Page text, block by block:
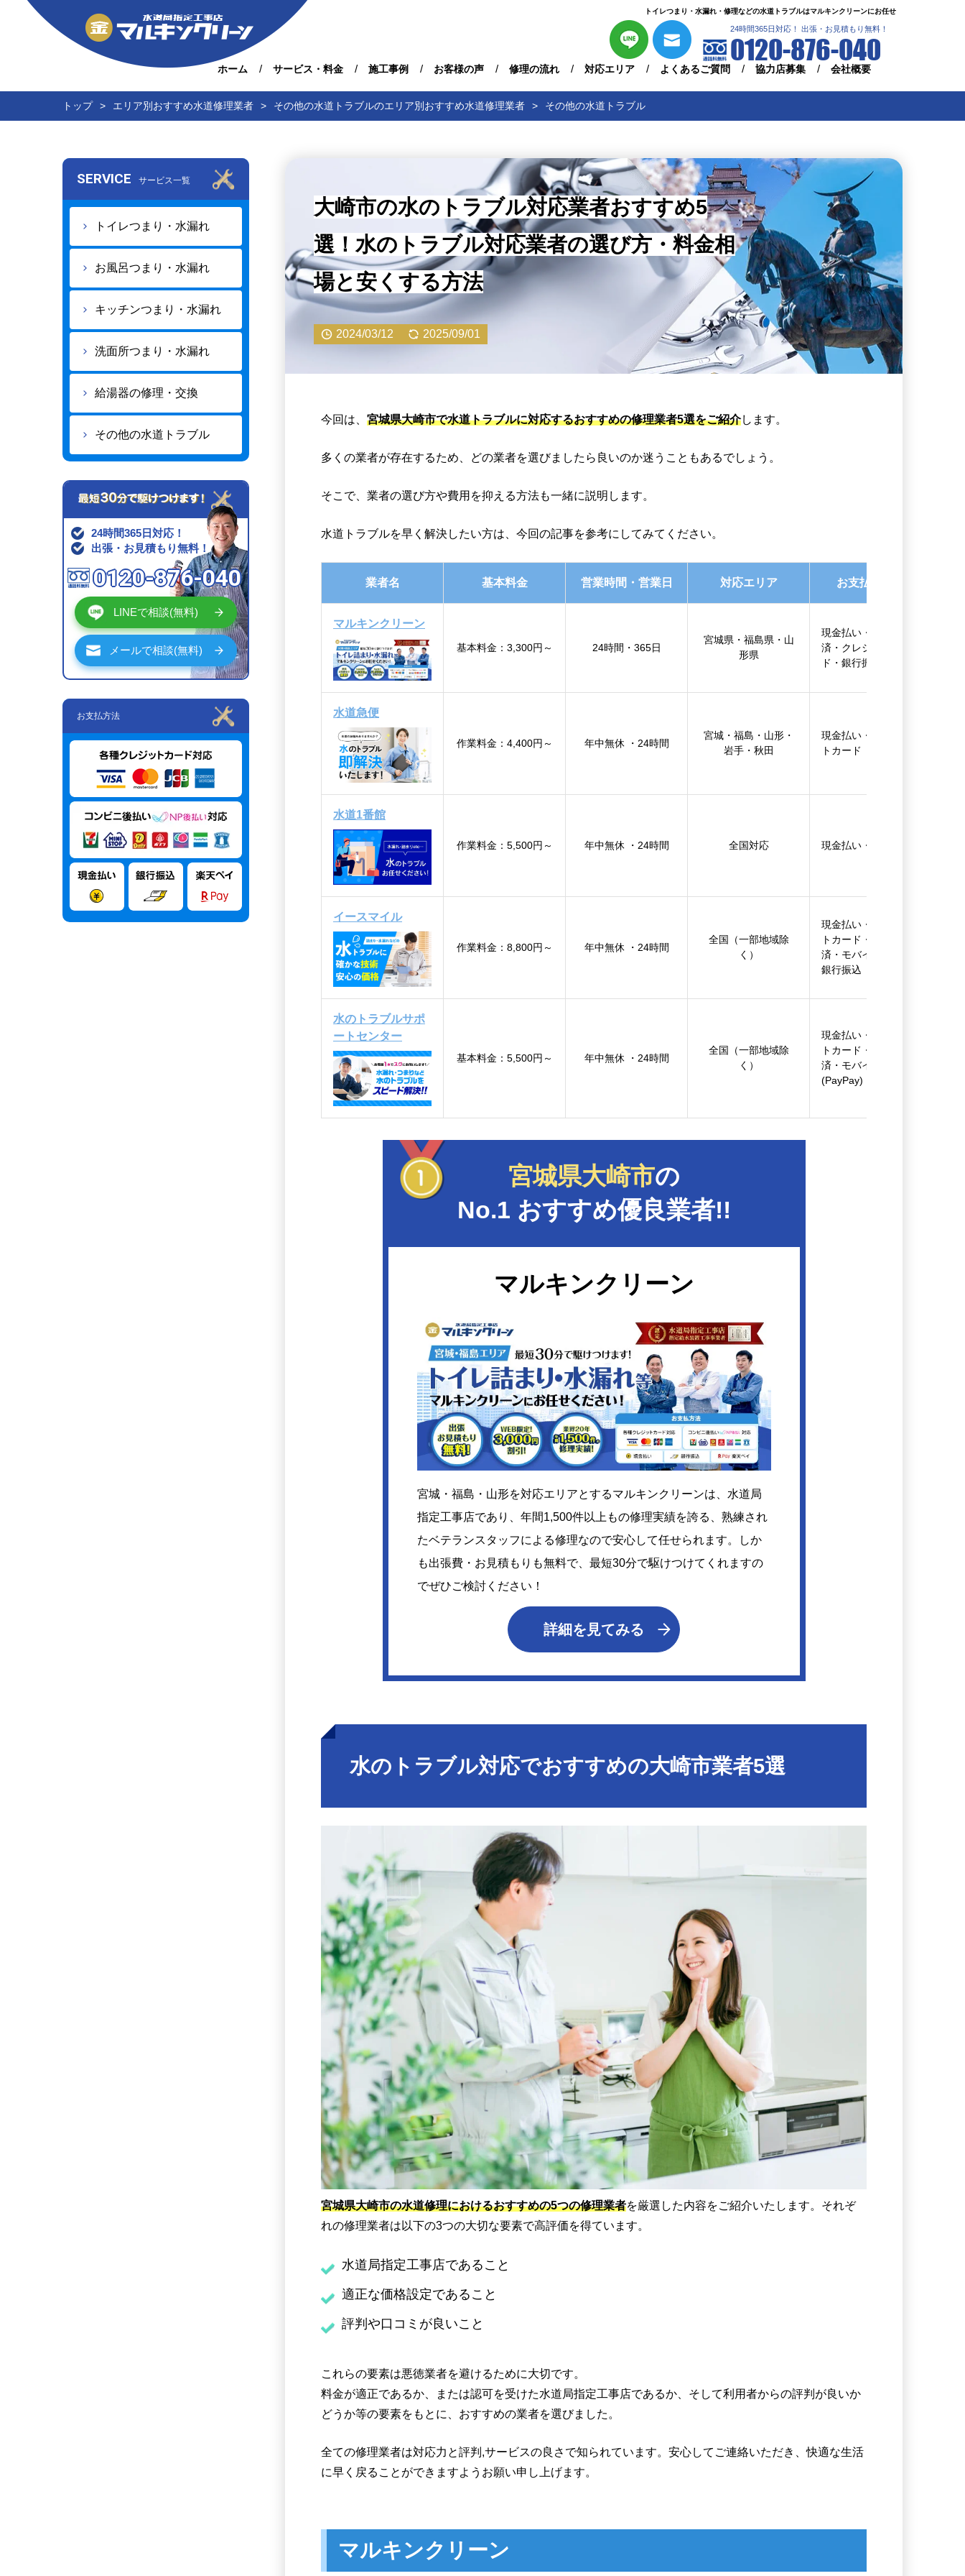
トイレつまり・水漏れ・修理などの水道トラブルはマルキンクリーンにお任せ
24時間365日対応！ 出張・お見積もり無料！
0120-876-040
ホーム サービス・料金 施工事例 お客様の声 修理の流れ 対応エリア よくあるご質問 協力店募集 会社概要
トップ エリア別おすすめ水道修理業者 その他の水道トラブルのエリア別おすすめ水道修理業者 その他の水道トラブル
SERVICE サービス一覧
トイレつまり・水漏れ
お風呂つまり・水漏れ
キッチンつまり・水漏れ
洗面所つまり・水漏れ
給湯器の修理・交換
その他の水道トラブル
24時間365日対応！
出張・お見積もり無料！
0120-876-040
LINEで相談(無料)
メールで相談(無料)
お支払方法
大崎市の水のトラブル対応業者おすすめ5
選！水のトラブル対応業者の選び方・料金相
場と安くする方法
2024/03/12 2025/09/01
今回は、 宮城県大崎市で水道トラブルに対応するおすすめの修理業者5選をご紹介します。
多くの業者が存在するため、どの業者を選びましたら良いのか迷うこともあるでしょう。
そこで、業者の選び方や費用を抑える方法も一緒に説明します。
水道トラブルを早く解決したい方は、今回の記事を参考にしてみてください。
業者名 基本料金 営業時間・営業日 対応エリア お支払い方法
マルキンクリーン
基本料金：3,300円～ 24時間・365日
宮城県・福島県・山
形県
現金払い・後払い決
済・クレジットカー
ド・銀行振込
水道急便
作業料金：4,400円～ 年中無休 ・24時間
宮城・福島・山形・
岩手・秋田
現金払い・クレジッ
トカード
水道1番館
作業料金：5,500円～ 年中無休 ・24時間 全国対応 現金払い・銀行振込
イースマイル
作業料金：8,800円～ 年中無休 ・24時間
全国（一部地域除
く）
現金払い・クレジッ
トカード・後払い決
済・モバイル決済・
銀行振込
水のトラブルサポ
ートセンター
基本料金：5,500円～ 年中無休 ・24時間
全国（一部地域除
く）
現金払い・クレジッ
トカード・後払い決
済・モバイル決済
(PayPay)・銀行振込
宮城県大崎市の
No.1 おすすめ優良業者!!
マルキンクリーン
宮城・福島・山形を対応エリアとするマルキンクリーンは、水道局
指定工事店であり、年間1,500件以上もの修理実績を誇る、熟練され
たベテランスタッフによる修理なので安心して任せられます。しか
も出張費・お見積もりも無料で、最短30分で駆けつけてくれますの
でぜひご検討ください！
詳細を見てみる
水のトラブル対応でおすすめの大崎市業者5選
宮城県大崎市の水道修理におけるおすすめの5つの修理業者を厳選した内容をご紹介いたします。それぞ
れの修理業者は以下の3つの大切な要素で高評価を得ています。
水道局指定工事店であること
適正な価格設定であること
評判や口コミが良いこと
これらの要素は悪徳業者を避けるために大切です。
料金が適正であるか、または認可を受けた水道局指定工事店であるか、そして利用者からの評判が良いか
どうか等の要素をもとに、おすすめの業者を選びました。
全ての修理業者は対応力と評判,サービスの良さで知られています。安心してご連絡いただき、快適な生活
に早く戻ることができますようお願い申し上げます。
マルキンクリーン